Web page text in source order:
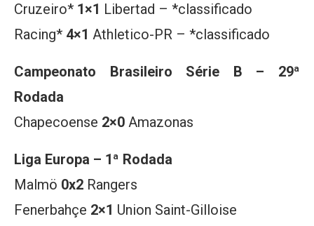
Cruzeiro* 1×1 Libertad – *classificado
Racing* 4×1 Athletico-PR – *classificado
Campeonato Brasileiro Série B – 29ª
Rodada
Chapecoense 2×0 Amazonas
Liga Europa – 1ª Rodada
Malmö 0x2 Rangers
Fenerbahçe 2×1 Union Saint-Gilloise